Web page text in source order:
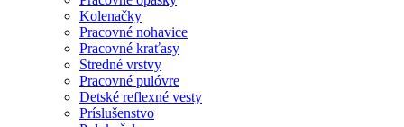
Kolenačky
Pracovné nohavice
Pracovné kraťasy
Stredné vrstvy
Pracovné pulóvre
Detské reflexné vesty
Príslušenstvo